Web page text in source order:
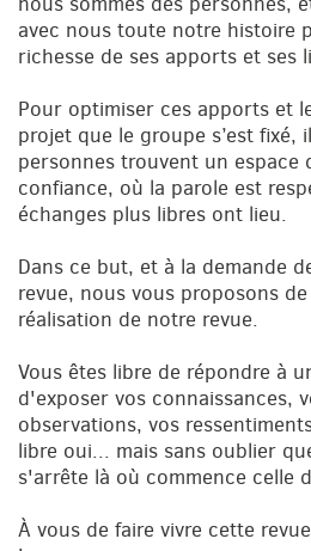
avec nous toute notre histoire
richesse de ses apports et ses
Pour optimiser ces apports et
projet que le groupe s’est fixé,
personnes trouvent un espace
confiance, où la parole est
échanges plus libres ont lieu.
Dans ce but, et à la demande
revue, nous vous proposons
réalisation de notre revue.
Vous êtes libre de répondre à
d'exposer vos connaissances,
observations, vos
libre oui... mais sans oublier
s'arrête là où commence celle
À vous de faire vivre cette